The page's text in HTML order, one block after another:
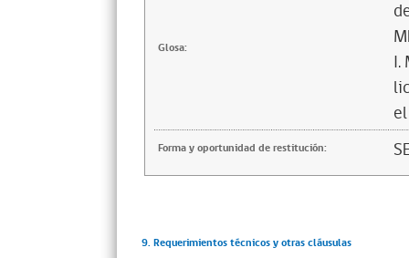
Glosa:
I.
Forma y oportunidad de restitución:
9. Requerimientos técnicos y otras cláusulas